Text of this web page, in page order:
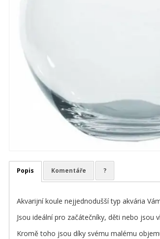
Popis Komentáře ?
Akvarijní koule nejjednodušší typ akvária
Jsou ideální pro začátečníky, děti nebo
Kromě toho jsou díky svému malému